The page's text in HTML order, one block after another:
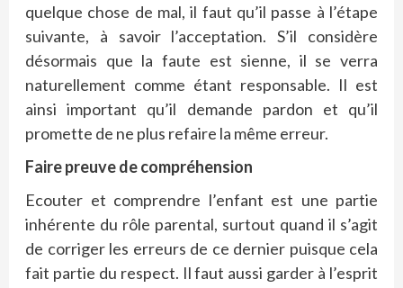
quelque chose de mal, il faut qu’il passe à l’étape
suivante, à savoir l’acceptation. S’il considère
désormais que la faute est sienne, il se verra
naturellement comme étant responsable. Il est
ainsi important qu’il demande pardon et qu’il
promette de ne plus refaire la même erreur.
Faire preuve de compréhension
Ecouter et comprendre l’enfant est une partie
inhérente du rôle parental, surtout quand il s’agit
de corriger les erreurs de ce dernier puisque cela
fait partie du respect. Il faut aussi garder à l’esprit